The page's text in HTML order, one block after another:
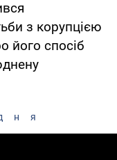
з корупцією
його спосіб